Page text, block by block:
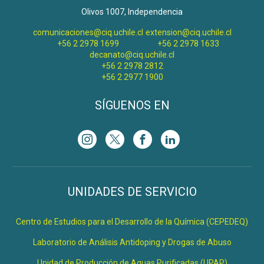
Olivos 1007, Independencia
comunicaciones@ciq.uchile.cl
+56 2 2978 1699
extension@ciq.uchile.cl
+56 2 2978 1633
decanato@ciq.uchile.cl
+56 2 2978 2812
+56 2 2977 1900
SÍGUENOS EN
UNIDADES DE SERVICIO
Centro de Estudios para el Desarrollo de la Química (CEPEDEQ)
Laboratorio de Análisis Antidoping y Drogas de Abuso